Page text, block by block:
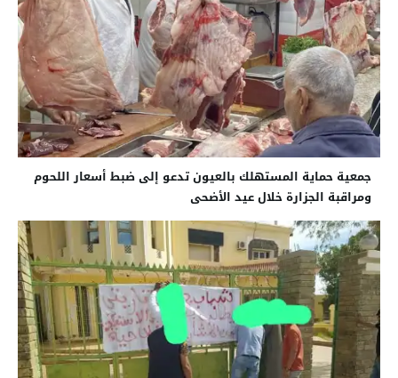
جمعية حماية المستهلك بالعيون تدعو إلى ضبط أسعار اللحوم
ومراقبة الجزارة خلال عيد الأضحى